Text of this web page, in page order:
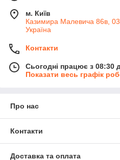
м. Київ
Казимира Малевича 86в,
Україна
Контакти
Сьогодні працює з 08:30
Показати весь графік
Про нас
Контакти
Доставка та оплата